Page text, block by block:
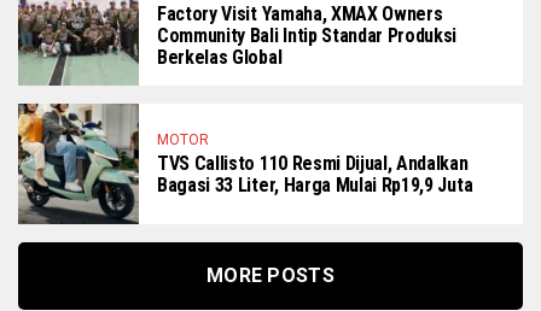
Factory Visit Yamaha, XMAX Owners
Community Bali Intip Standar Produksi
Berkelas Global
MOTOR
TVS Callisto 110 Resmi Dijual, Andalkan
Bagasi 33 Liter, Harga Mulai Rp19,9 Juta
MORE POSTS